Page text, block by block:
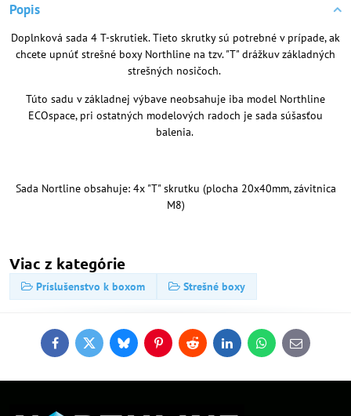
Popis
Doplnková sada 4 T-skrutiek. Tieto skrutky sú potrebné v prípade, ak
chcete upnúť strešné boxy Northline na tzv. "T" drážkuv základných
strešných nosičoch.
Túto sadu v základnej výbave neobsahuje iba model Northline
ECOspace, pri ostatných modelových radoch je sada súšasťou
balenia.
Sada Nortline obsahuje: 4x "T" skrutku (plocha 20x40mm, závitnica
M8)
Viac z kategórie
Príslušenstvo k boxom Strešné boxy
FacebookTwitterBlueskyPinterestReddit LinkedInWhatsApp
E-
mail